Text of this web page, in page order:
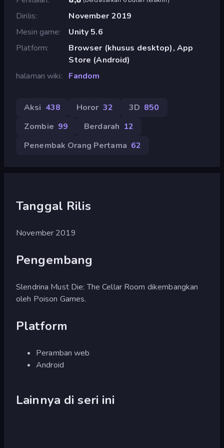
Dirilis
November 2019
Mesin game
Unity 5.6
Platform
Browser (khusus desktop), App
Store (Android)
halaman wiki
Fandom
Aksi 438 Horor 32 3D 850
Zombie 99 Berdarah 12
Penembak Orang Pertama 62
Tanggal Rilis
November 2019
Pengembang
Slendrina Must Die: The Cellar Room dikembangkan
oleh Poison Games.
Platform
Peramban web
Android
Lainnya di seri ini